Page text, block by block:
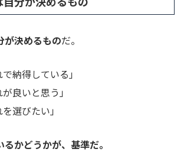
が決めるものだ。
で納得している」
良いと思う」
選びたい」
かどうかが、基準だ。